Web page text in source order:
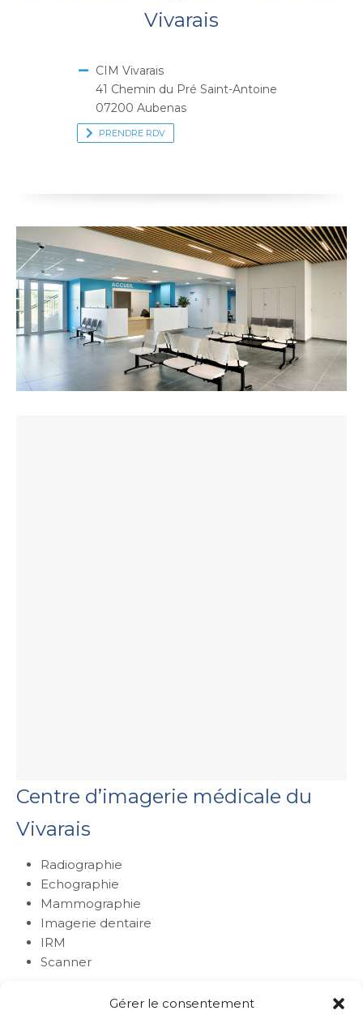
Gérer le consentement
Vivarais
CIM Vivarais
41 Chemin du Pré Saint-Antoine
07200 Aubenas
PRENDRE RDV
Centre d’imagerie médicale du
Vivarais
Radiographie
Echographie
Mammographie
Imagerie dentaire
IRM
Scanner